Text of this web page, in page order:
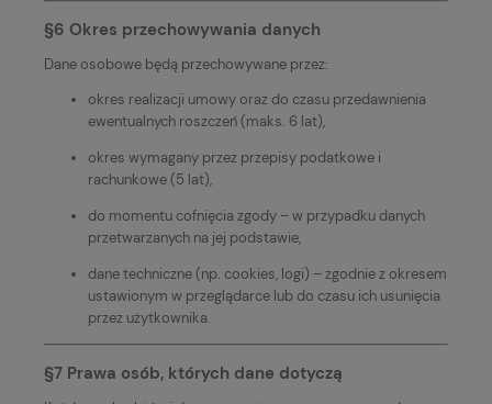
§6 Okres przechowywania danych
Dane osobowe będą przechowywane przez:
okres realizacji umowy oraz do czasu przedawnienia
ewentualnych roszczeń (maks. 6 lat),
okres wymagany przez przepisy podatkowe i
rachunkowe (5 lat),
do momentu cofnięcia zgody – w przypadku danych
przetwarzanych na jej podstawie,
dane techniczne (np. cookies, logi) – zgodnie z okresem
ustawionym w przeglądarce lub do czasu ich usunięcia
przez użytkownika.
§7 Prawa osób, których dane dotyczą